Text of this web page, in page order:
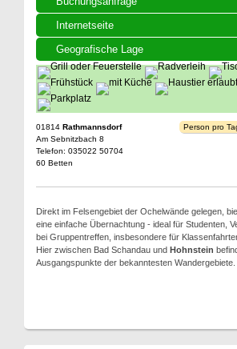
Internetseite
Geografische Lage
01814 Rathmannsdorf
Am Sebnitzbach 8
Telefon: 035022 50704
60 Betten
Person pro
Direkt im Felsengebiet der Ochelwände gelegen,
eine einfache Übernachtung - ideal für Studenten,
bei Gruppentreffen, insbesondere für
Hier zwischen Bad Schandau und Hohnstein
Ausgangspunkte der bekanntesten Wandergebiete.